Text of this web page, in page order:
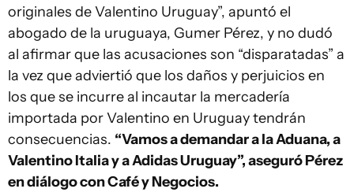
originales de Valentino Uruguay”, apuntó el
abogado de la uruguaya, Gumer Pérez, y no dudó
al afirmar que las acusaciones son “disparatadas” a
la vez que adviertió que los daños y perjuicios en
los que se incurre al incautar la mercadería
importada por Valentino en Uruguay tendrán
consecuencias. “Vamos a demandar a la Aduana, a
Valentino Italia y a Adidas Uruguay”, aseguró Pérez
en diálogo con Café y Negocios.